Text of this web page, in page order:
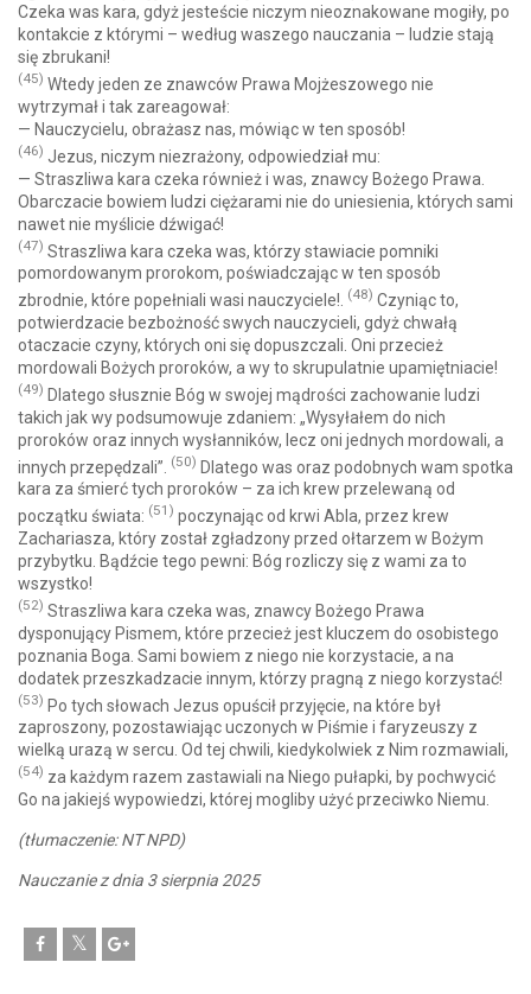
Czeka was kara, gdyż jesteście niczym nieoznakowane mogiły, po
kontakcie z którymi – według waszego nauczania – ludzie stają
się zbrukani!
(45) Wtedy jeden ze znawców Prawa Mojżeszowego nie
wytrzymał i tak zareagował:
— Nauczycielu, obrażasz nas, mówiąc w ten sposób!
(46) Jezus, niczym niezrażony, odpowiedział mu:
— Straszliwa kara czeka również i was, znawcy Bożego Prawa.
Obarczacie bowiem ludzi ciężarami nie do uniesienia, których sami
nawet nie myślicie dźwigać!
(47) Straszliwa kara czeka was, którzy stawiacie pomniki
pomordowanym prorokom, poświadczając w ten sposób
zbrodnie, które popełniali wasi nauczyciele!. (48) Czyniąc to,
potwierdzacie bezbożność swych nauczycieli, gdyż chwałą
otaczacie czyny, których oni się dopuszczali. Oni przecież
mordowali Bożych proroków, a wy to skrupulatnie upamiętniacie!
(49) Dlatego słusznie Bóg w swojej mądrości zachowanie ludzi
takich jak wy podsumowuje zdaniem: „Wysyłałem do nich
proroków oraz innych wysłanników, lecz oni jednych mordowali, a
innych przepędzali”. (50) Dlatego was oraz podobnych wam spotka
kara za śmierć tych proroków – za ich krew przelewaną od
początku świata: (51) poczynając od krwi Abla, przez krew
Zachariasza, który został zgładzony przed ołtarzem w Bożym
przybytku. Bądźcie tego pewni: Bóg rozliczy się z wami za to
wszystko!
(52) Straszliwa kara czeka was, znawcy Bożego Prawa
dysponujący Pismem, które przecież jest kluczem do osobistego
poznania Boga. Sami bowiem z niego nie korzystacie, a na
dodatek przeszkadzacie innym, którzy pragną z niego korzystać!
(53) Po tych słowach Jezus opuścił przyjęcie, na które był
zaproszony, pozostawiając uczonych w Piśmie i faryzeuszy z
wielką urazą w sercu. Od tej chwili, kiedykolwiek z Nim rozmawiali,
(54) za każdym razem zastawiali na Niego pułapki, by pochwycić
Go na jakiejś wypowiedzi, której mogliby użyć przeciwko Niemu.
(tłumaczenie: NT NPD)
Nauczanie z dnia 3 sierpnia 2025